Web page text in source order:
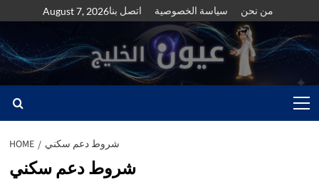
to
content
August 7, 2026اتصل بنا سياسة الخصوصية من نحن
Menu
HOME شروط دعم سكني
شروط دعم سكني